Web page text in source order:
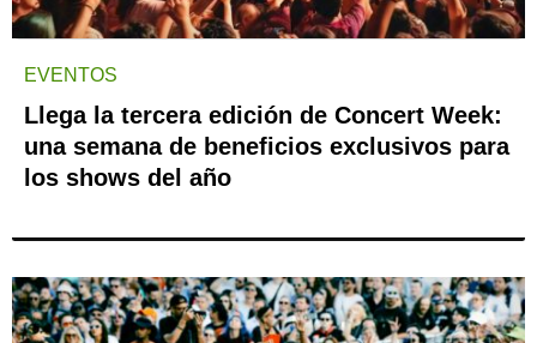
EVENTOS
Llega la tercera edición de Concert Week:
una semana de beneficios exclusivos para
los shows del año